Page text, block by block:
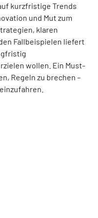
kurzfristige Trends
und Mut zum
klaren
Fallbeispielen liefert
wollen. Ein Must-
Regeln zu brechen –